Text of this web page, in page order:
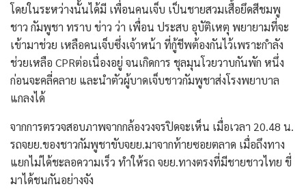
โดยในระหว่างนั้นได้มี เพื่อนคนเจ็บ เป็นชายสวมเสื้อยึดสีชมพู
ชาว กัมพูชา ทราบ ข่าว ว่า เพื่อน ประสบ อุบัติเหตุ พยายามที่จะ
เข้ามาช่วย เหลือคนเจ็บซึ่งเจ้าหน้า ที่กู้ชีพต้องกันไว้เพราะกำลัง
ช่วยเหลือ CPRต่อเนื่องอยู่ จนเกิดการ ชุลมุนโวยวาบกันพัก หนึ่ง
ก่อนจะคลี่คลาย และนำตัวผู้บาดเจ็บชาวกัมพูชาส่งโรงพยาบาล
แกลงได้
จากการตรวจสอบภาพจากกล้องวงจรปิดจะเห็น เมื่อเวลา 20.48 น.
รถจยย.ของชาวกัมพูชาขับจยย.มาจากท้ายซอยตลาด เมื่อถึงทาง
แยกไม่ได้ชะลอความเร็ว ทำให้รถ จยย.ทางตรงที่มีชายชาวไทย ขี่
มาได้ชนกันอย่างจัง